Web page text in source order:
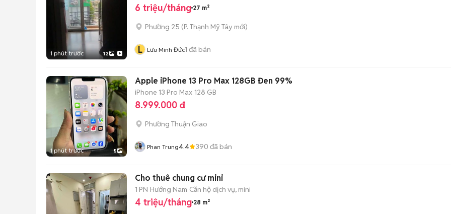
1 phút trước 12
6 triệu/tháng 27 m²
Phường 25 (P. Thạnh Mỹ Tây mới)
L Lưu Minh Đức1 đã bán
1 phút trước 5
Apple iPhone 13 Pro Max 128GB Đen 99%
iPhone 13 Pro Max 128 GB
8.999.000 đ
Phường Thuận Giao
Phan Trung4.4 390 đã bán
Cho thuê chung cư mini
1 PN Hướng Nam Căn hộ dịch vụ, mini
4 triệu/tháng 28 m²